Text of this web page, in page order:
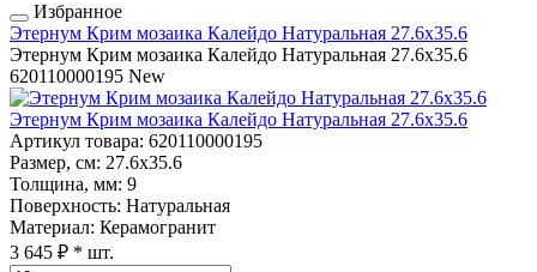
Избранное
Этернум Крим мозаика Калейдо Натуральная 27.6x35.6
Этернум Крим мозаика Калейдо Натуральная 27.6x35.6
620110000195 New
Этернум Крим мозаика Калейдо Натуральная 27.6x35.6
Артикул товара: 620110000195
Размер, см: 27.6x35.6
Толщина, мм: 9
Поверхность: Натуральная
Материал: Керамогранит
3 645 ₽ * шт.